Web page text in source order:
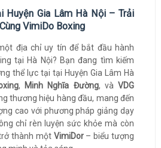
Huyện Gia Lâm Hà Nội – Trải
VimiDo Boxing
địa chỉ uy tín để bắt đầu hành
tại Hà Nội? Bạn đang tìm kiếm
thể lực tại tại Huyện Gia Lâm Hà
, Minh Nghĩa Đường, vàVDG
thương hiệu hàng đầu, mang đến
cao với phương pháp giảng dạy
chỉ rèn luyện sức khỏe mà còn
thành một VimiDor– biểu tượng